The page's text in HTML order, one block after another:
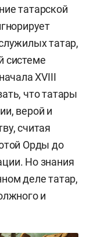
татарской
татар,
системе
XVIII
что татары
верой и
считая
Орды до
Но знания
деле татар,
и